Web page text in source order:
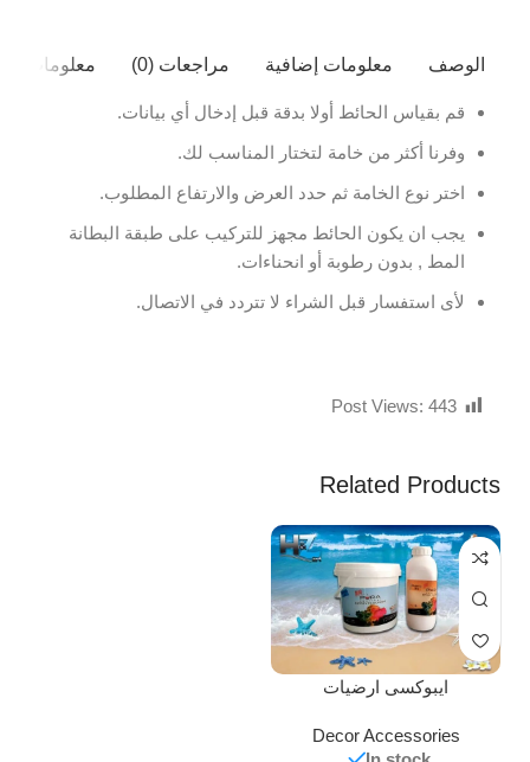
الوصف معلومات إضافية مراجعات (0) معلومات
قم بقياس الحائط أولا بدقة قبل إدخال أي بيانات.
وفرنا أكثر من خامة لتختار المناسب لك.
اختر نوع الخامة ثم حدد العرض والارتفاع المطلوب.
يجب ان يكون الحائط مجهز للتركيب على طبقة البطانة
المط , بدون رطوبة أو انحناءات.
لأى استفسار قبل الشراء لا تتردد في الاتصال.
Post Views: 443
Related Products
ايبوكسى ارضيات
Decor Accessories